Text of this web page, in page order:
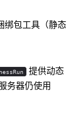
绑包工具（静态
提供动态
务器仍使用